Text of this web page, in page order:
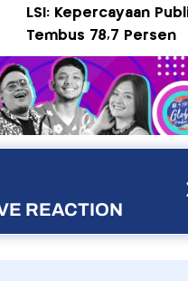
LSI: Kepercayaan
Tembus 78,7 Persen
REACTION